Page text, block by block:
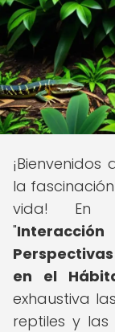
¡Bienvenidos
la
vida! En
"
en el
exhaustiva
reptiles y